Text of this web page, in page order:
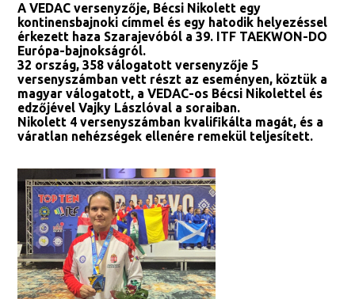
A VEDAC versenyzője, Bécsi Nikolett egy
kontinensbajnoki címmel és egy hatodik helyezéssel
érkezett haza Szarajevóból a 39. ITF TAEKWON-DO
Európa-bajnokságról.
32 ország, 358 válogatott versenyzője 5
versenyszámban vett részt az eseményen, köztük a
magyar válogatott, a VEDAC-os Bécsi Nikolettel és
edzőjével Vajky Lászlóval a soraiban.
Nikolett 4 versenyszámban kvalifikálta magát, és a
váratlan nehézségek ellenére remekül teljesített.